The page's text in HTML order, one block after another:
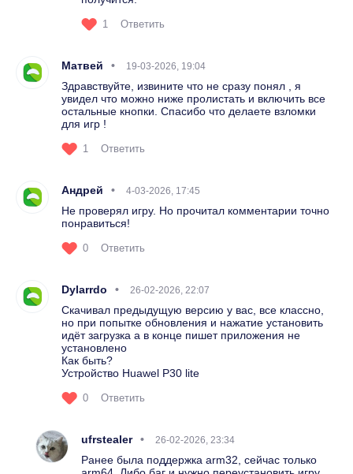
1 Ответить
Матвей 19-03-2026, 19:04
Здравствуйте, извините что не сразу понял , я
увидел что можно ниже пролистать и включить все
остальные кнопки. Спасибо что делаете взломки
для игр !
1 Ответить
Андрей 4-03-2026, 17:45
Не проверял игру. Но прочитал комментарии точно
понравиться!
0 Ответить
Dylarrdo 26-02-2026, 22:07
Скачивал предыдущую версию у вас, все классно,
но при попытке обновления и нажатие установить
идёт загрузка а в конце пишет приложения не
установлено
Как быть?
Устройство Huawel P30 lite
0 Ответить
ufrstealer 26-02-2026, 23:34
Ранее была поддержка arm32, сейчас только